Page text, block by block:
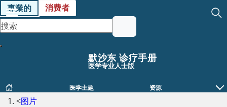
專業的 消费者
默沙东 诊疗手册
医学专业人士版
医学主题 资源
<图片